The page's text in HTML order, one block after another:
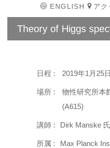
ENGLISH
アク
Theory of Higgs
日程 : 2019年1月25
場所 :
物性研究所本
(A615)
講師 : Dirk Manske 氏
所属 :
Max Planck